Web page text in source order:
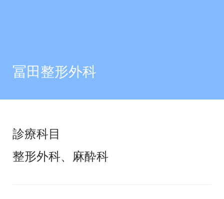
冨田整形外科
診療科目
整形外科、麻酔科